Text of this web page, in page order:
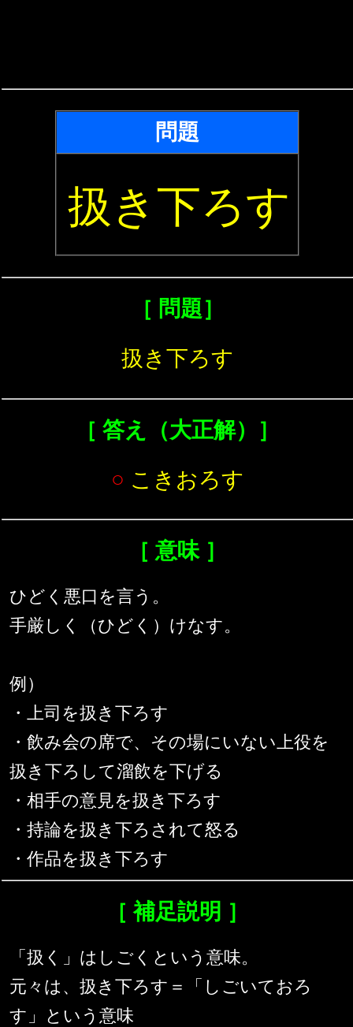
問題
扱き下ろす
［ 問題］
扱き下ろす
［ 答え（大正解）］
○ こきおろす
［ 意味 ］
ひどく悪口を言う。
手厳しく（ひどく）けなす。
例）
・上司を扱き下ろす
・飲み会の席で、その場にいない上役を
扱き下ろして溜飲を下げる
・相手の意見を扱き下ろす
・持論を扱き下ろされて怒る
・作品を扱き下ろす
［ 補足説明 ］
「扱く」はしごくという意味。
元々は、扱き下ろす＝「しごいておろ
す」という意味